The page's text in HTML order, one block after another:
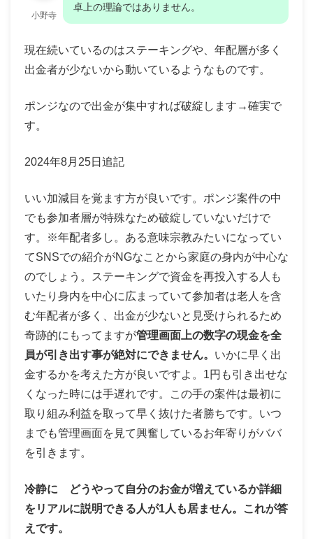
小野寺
卓上の理論ではありません。
現在続いているのはステーキングや、年配層が多く
出金者が少ないから動いているようなものです。
ポンジなので出金が集中すれば破綻します→確実で
す。
2024年8月25日追記
いい加減目を覚ます方が良いです。ポンジ案件の中
でも参加者層が特殊なため破綻していないだけで
す。※年配者多し。ある意味宗教みたいになってい
てSNSでの紹介がNGなことから家庭の身内が中心な
のでしょう。ステーキングで資金を再投入する人も
いたり身内を中心に広まっていて参加者は老人を含
む年配者が多く、出金が少ないと見受けられるため
奇跡的にもってますが管理画面上の数字の現金を全
員が引き出す事が絶対にできません。 いかに早く出
金するかを考えた方が良いですよ。1円も引き出せな
くなった時には手遅れです。この手の案件は最初に
取り組み利益を取って早く抜けた者勝ちです。いつ
までも管理画面を見て興奮しているお年寄りがババ
を引きます。
冷静に どうやって自分のお金が増えているか詳細
をリアルに説明できる人が1人も居ません。これが答
えです。